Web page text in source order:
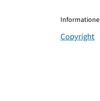
Copyright